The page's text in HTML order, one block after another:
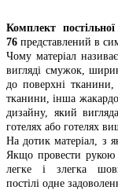
Комплект
76 представлений в
Чому матеріал
вигляді смужок,
до поверхні
тканини, інша
дизайну, який
готелях або готелях
На дотик матеріал, з
Якщо провести рукою
легке і злегка
постілі одне